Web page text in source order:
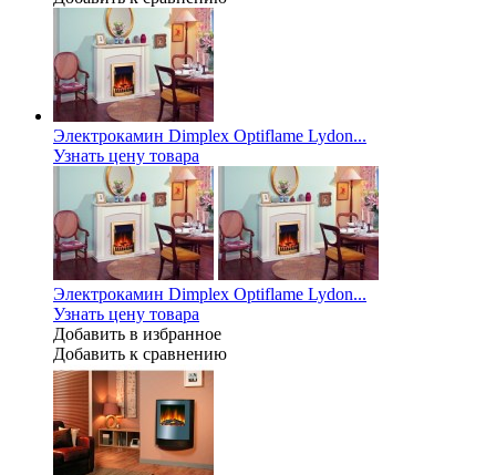
Электрокамин Dimplex Optiflame Lydon...
Узнать цену товара
Электрокамин Dimplex Optiflame Lydon...
Узнать цену товара
Добавить в избранное
Добавить к сравнению